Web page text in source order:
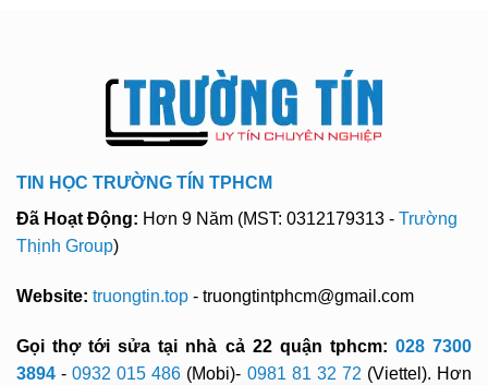
TIN HỌC TRƯỜNG TÍN TPHCM
Đã Hoạt Động: Hơn 9 Năm (MST: 0312179313 - Trường
Thịnh Group)
Website: truongtin.top - truongtintphcm@gmail.com
Gọi thợ tới sửa tại nhà cả 22 quận tphcm: 028 7300
3894-0932 015 486 (Mobi)- 0981 81 32 72 (Viettel). Hơn